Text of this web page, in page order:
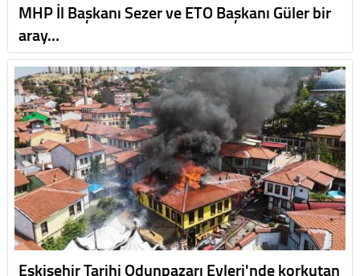
MHP İl Başkanı Sezer ve ETO Başkanı Güler bir
aray…
Eskişehir Tarihi Odunpazarı Evleri'nde korkutan